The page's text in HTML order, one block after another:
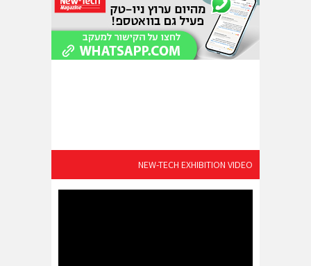
NEW-TECH EXHIBITION VIDEO